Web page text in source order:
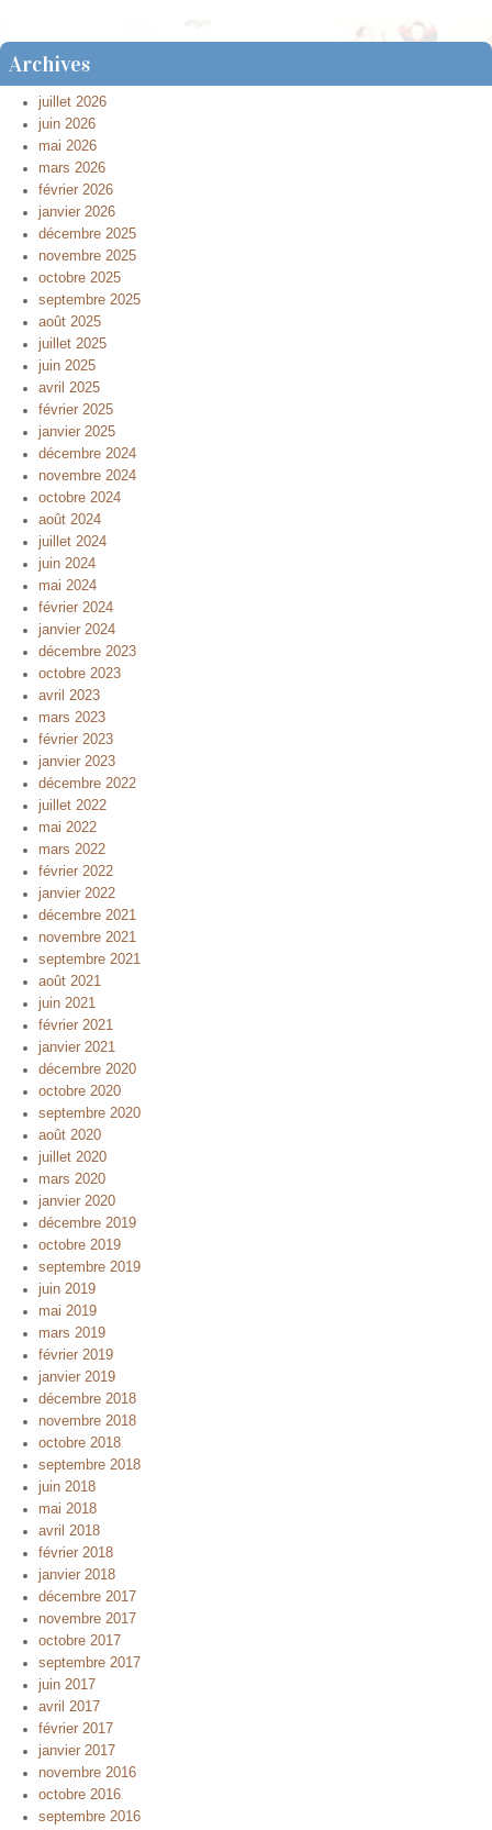
Archives
juillet 2026
juin 2026
mai 2026
mars 2026
février 2026
janvier 2026
décembre 2025
novembre 2025
octobre 2025
septembre 2025
août 2025
juillet 2025
juin 2025
avril 2025
février 2025
janvier 2025
décembre 2024
novembre 2024
octobre 2024
août 2024
juillet 2024
juin 2024
mai 2024
février 2024
janvier 2024
décembre 2023
octobre 2023
avril 2023
mars 2023
février 2023
janvier 2023
décembre 2022
juillet 2022
mai 2022
mars 2022
février 2022
janvier 2022
décembre 2021
novembre 2021
septembre 2021
août 2021
juin 2021
février 2021
janvier 2021
décembre 2020
octobre 2020
septembre 2020
août 2020
juillet 2020
mars 2020
janvier 2020
décembre 2019
octobre 2019
septembre 2019
juin 2019
mai 2019
mars 2019
février 2019
janvier 2019
décembre 2018
novembre 2018
octobre 2018
septembre 2018
juin 2018
mai 2018
avril 2018
février 2018
janvier 2018
décembre 2017
novembre 2017
octobre 2017
septembre 2017
juin 2017
avril 2017
février 2017
janvier 2017
novembre 2016
octobre 2016
septembre 2016